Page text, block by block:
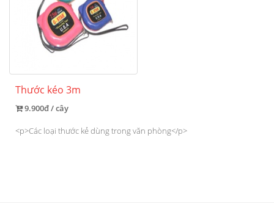
Thước kéo 3m
9.900đ / cây
<p>Các loại thước kẻ dùng trong văn phòng</p>